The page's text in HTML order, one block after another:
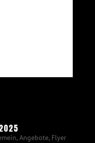
,Angebote, Flyer